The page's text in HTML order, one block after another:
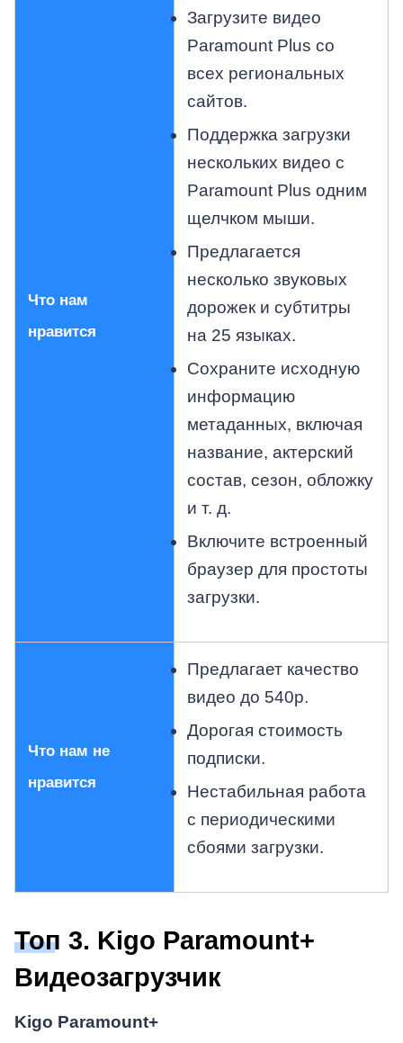
Что нам
нравится
Загрузите видео
Paramount Plus со
всех региональных
сайтов.
Поддержка загрузки
нескольких видео с
Paramount Plus одним
щелчком мыши.
Предлагается
несколько звуковых
дорожек и субтитры
на 25 языках.
Сохраните исходную
информацию
метаданных, включая
название, актерский
состав, сезон, обложку
и т. д.
Включите встроенный
браузер для простоты
загрузки.
Что нам не
нравится
Предлагает качество
видео до 540p.
Дорогая стоимость
подписки.
Нестабильная работа
с периодическими
сбоями загрузки.
Топ 3. Kigo Paramount+
Видеозагрузчик
Kigo Paramount+